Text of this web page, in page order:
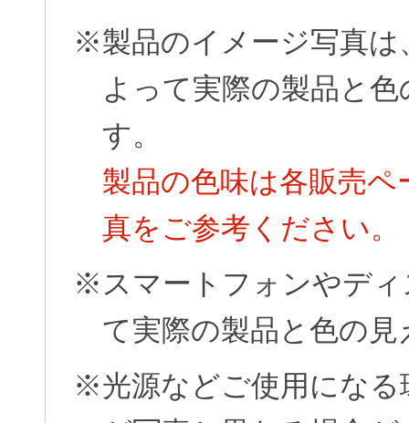
※製品のイメージ写真は
よって実際の製品と
す。
製品の色味は各販売
真をご参考ください。
※スマートフォンやデ
て実際の製品と色の
※光源などご使用になる